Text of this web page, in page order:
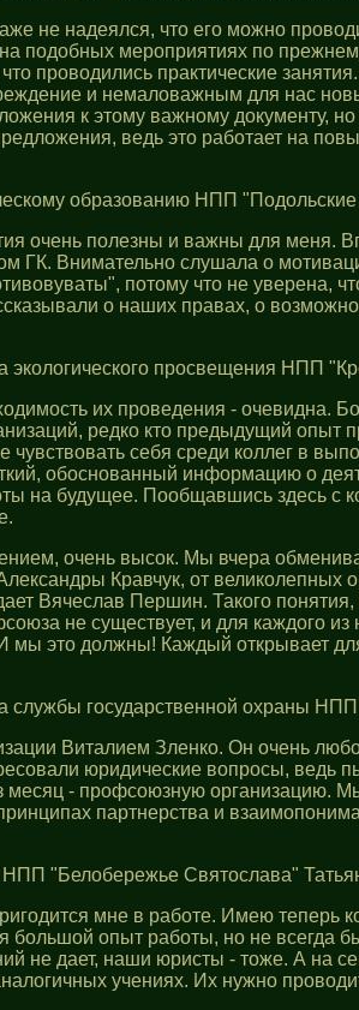
не надеялся, что его можно
подобных мероприятиях по
проводились практические
и немаловажным для нас
к этому важному документу,
ведь это работает на
образованию НПП
очень полезны и важны для меня.
ГК. Внимательно слушала о
потому что не уверена,
о наших правах, о
экологического просвещения НПП
их проведения - очевидна.
редко кто предыдущий опыт
себя среди коллег в
обоснованный информацию о
на будущее. Пообщавшись здесь
очень высок. Мы вчера
Кравчук, от великолепных
Вячеслав Першин. Такого понятия,
не существует, и для каждого
мы это должны! Каждый открывает
службы государственной охраны
Виталием Зленко. Он очень
юридические вопросы, ведь
месяц - профсоюзную организацию.
партнерства и
НПП "Белобережье Святослава"
мне в работе. Имею
опыт работы, но не всегда
не дает, наши юристы - тоже. А на
учениях. Их нужно